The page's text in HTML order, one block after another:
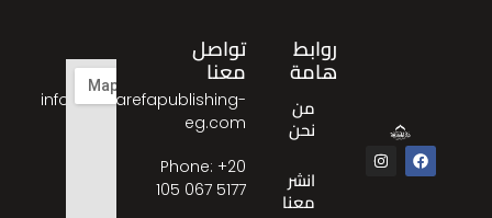
روابط
هامة
من
نحن
انشر
معنا
تواصل
معنا
info@almarefapublishing-
eg.com
Phone: ‎+20
105 067 5177